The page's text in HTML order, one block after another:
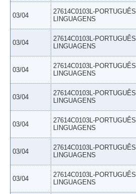
03/04
27614C0103L-PORTUGUÊS
LINGUAGENS
03/04
27614C0103L-PORTUGUÊS
LINGUAGENS
03/04
27614C0103L-PORTUGUÊS
LINGUAGENS
03/04
27614C0103L-PORTUGUÊS
LINGUAGENS
03/04
27614C0103L-PORTUGUÊS
LINGUAGENS
03/04
27614C0103L-PORTUGUÊS
LINGUAGENS
03/04
27614C0103L-PORTUGUÊS
LINGUAGENS